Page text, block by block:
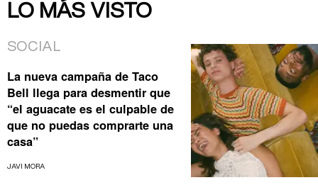
LO MÁS VISTO
SOCIAL
La nueva campaña de Taco
Bell llega para desmentir que
“el aguacate es el culpable de
que no puedas comprarte una
casa”
JAVI MORA